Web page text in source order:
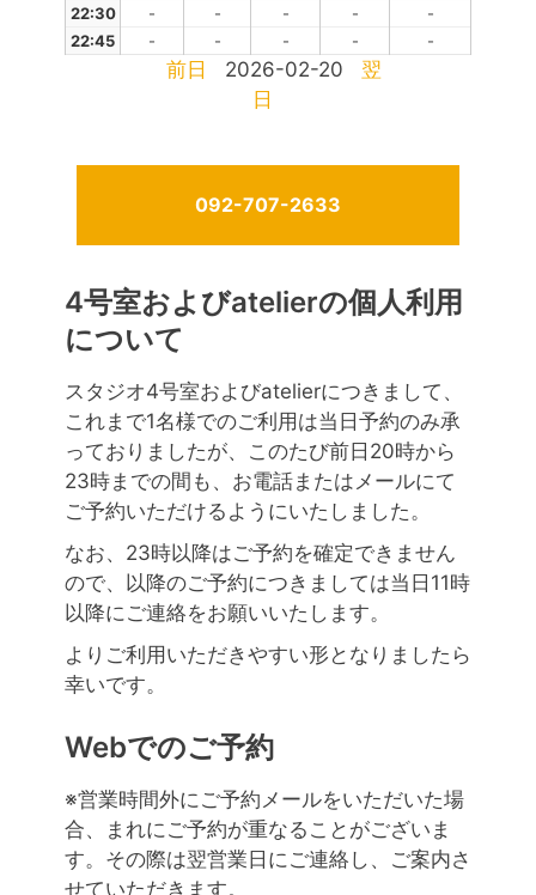
22:30
- - - -
-
22:45
- - - - -
前日 2026-02-20
翌
日
092-707-2633
4号室およびatelierの個人利用
について
スタジオ4号室およびatelierにつきまして、
これまで1名様でのご利用は当日予約のみ承
っておりましたが、このたび前日20時から
23時までの間も、お電話またはメールにて
ご予約いただけるようにいたしました。
なお、23時以降はご予約を確定できません
ので、以降のご予約につきましては当日11時
以降にご連絡をお願いいたします。
よりご利用いただきやすい形となりましたら
幸いです。
Webでのご予約
※営業時間外にご予約メールをいただいた場
合、まれにご予約が重なることがございま
す。その際は翌営業日にご連絡し、ご案内さ
せていただきます。